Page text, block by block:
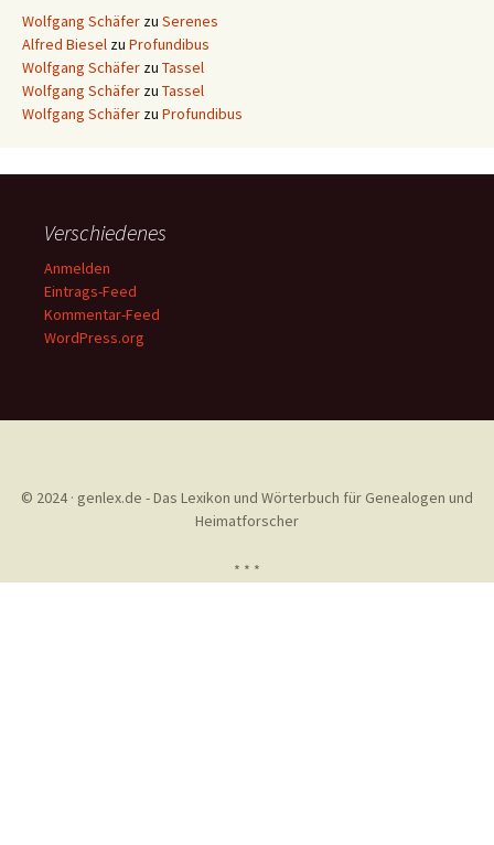
Wolfgang Schäfer zu Serenes
Alfred Biesel zu Profundibus
Wolfgang Schäfer zu Tassel
Wolfgang Schäfer zu Tassel
Wolfgang Schäfer zu Profundibus
Verschiedenes
Anmelden
Eintrags-Feed
Kommentar-Feed
WordPress.org
© 2024 · genlex.de - Das Lexikon und Wörterbuch für Genealogen und
Heimatforscher
* * *